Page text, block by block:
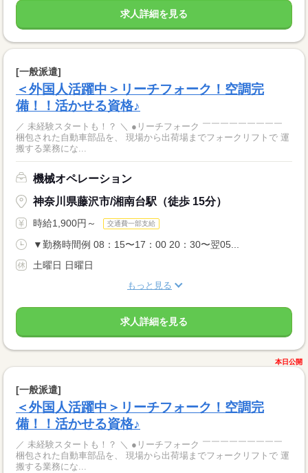
求人詳細を見る
[一般派遣]
＜外国人活躍中＞リーチフォーク！空調完
備！！活かせる資格♪
／ 未経験スタートも！？ ＼ ●リーチフォーク ￣￣￣￣￣￣￣￣￣
梱包された自動車部品を、 現場から出荷場までフォークリフトで 運
搬する業務にな...
機械オペレーション
神奈川県藤沢市/湘南台駅（徒歩 15分）
時給1,900円～ 交通費一部支給
▼勤務時間例 08：15〜17：00 20：30〜翌05...
土曜日 日曜日
もっと見る
求人詳細を見る
本日公開
[一般派遣]
＜外国人活躍中＞リーチフォーク！空調完
備！！活かせる資格♪
／ 未経験スタートも！？ ＼ ●リーチフォーク ￣￣￣￣￣￣￣￣￣
梱包された自動車部品を、 現場から出荷場までフォークリフトで 運
搬する業務にな...